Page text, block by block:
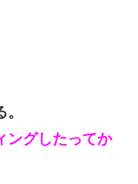
ングしたってか